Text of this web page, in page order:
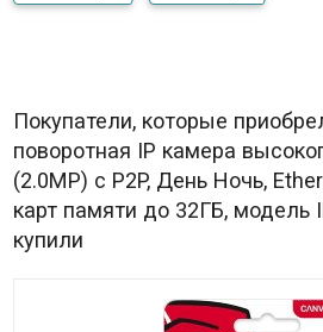
Покупатели, которые
поворотная IP камера
(2.0MP) с P2P, День Ночь,
карт памяти до 32ГБ, модель
купили